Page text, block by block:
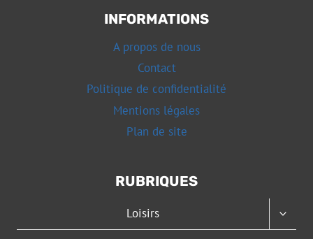
INFORMATIONS
A propos de nous
Contact
Politique de confidentialité
Mentions légales
Plan de site
RUBRIQUES
Loisirs